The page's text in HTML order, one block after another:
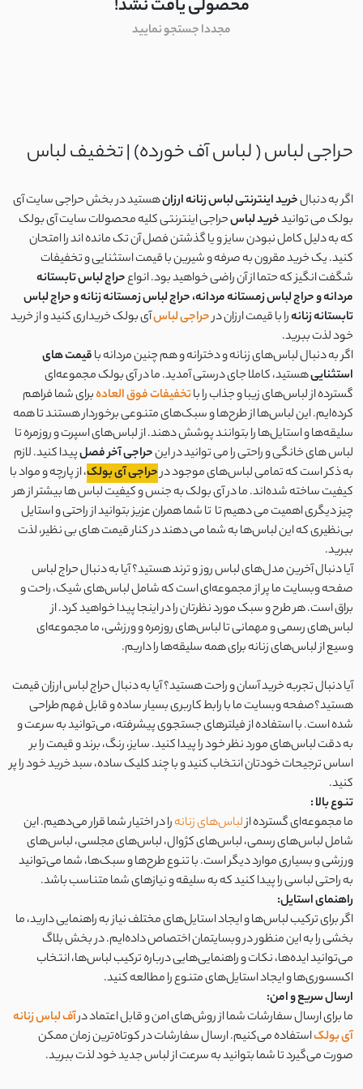
محصولی یافت نشد!
مجددا جستجو نمایید
حراجی لباس ( لباس آف خورده) | تخفیف لباس
اگر به دنبالخرید اینترنتی لباس زنانه ارزانهستید در بخش حراجی سایت آی
بولک می توانیدخرید لباسحراجی اینترنتی کلیه محصولات سایت آی بولک
که به دلیل کامل نبودن سایز و یا گذشتن فصل آن تک مانده اند را امتحان
کنید. یک خرید مقرون به صرفه و شیرین با قیمت استثنایی و تخفیفات
شگفت انگیز که حتما از آن راضی خواهید بود. انواعحراج لباس تابستانه
مردانه و حراج لباس زمستانه مردانه، حراج لباس زمستانه زنانه و حراج لباس
تابستانه زنانهرا با قیمت ارزان درحراجی لباسآی بولک خریداری کنید و از خرید
خود لذت ببرید.
اگر به دنبال لباس‌های زنانه و دخترانه و هم چنین مردانه باقیمت های
استثناییهستید، کاملا جای درستی آمدید. ما در آی بولک مجموعه‌ای
گسترده از لباس‌های زیبا و جذاب را باتخفیفات فوق العادهبرای شما فراهم
کرده‌ایم. این لباس‌ها از طرح‌ها و سبک‌های متنوعی برخوردار هستند تا همه
سلیقه‌ها و استایل‌ها را بتوانند پوشش دهند. از لباس‌های اسپرت و روزمره تا
لباس های خانگی و راحتی را می توانید در اینحراجی آخر فصلپیدا کنید. لازم
به ذکر است که تمامی لباس‌های موجود درحراجی آی بولک، از پارچه و مواد با
کیفیت ساخته شده‌اند. ما در آی بولک به جنس و کیفیت لباس ها بیشتر از هر
چیز دیگری اهمیت می دهیم تا تا شما همران عزیز بتوانید از راحتی و استایل
بی‌نظیری که این لباس‌ها به شما می دهند در کنار قیمت های بی نظیر، لذت
ببرید.
آیا دنبال آخرین مدل‌های لباس روز و ترند هستید؟ آیا به دنبال حراج لباس
صفحه وبسایت ما پر از مجموعه‌ای است که شامل لباس‌های شیک، راحت و
براق است. هر طرح و سبک مورد نظرتان را در اینجا پیدا خواهید کرد. از
لباس‌های رسمی و مهمانی تا لباس‌های روزمره و ورزشی، ما مجموعه‌ای
وسیع از لباس‌های زنانه برای همه سلیقه‌ها را داریم.
آیا دنبال تجربه خرید آسان و راحت هستید؟ آیا به دنبال حراج لباس ارزان قیمت
هستید؟صفحه وبسایت ما با رابط کاربری بسیار ساده و قابل فهم طراحی
شده است. با استفاده از فیلترهای جستجوی پیشرفته، می‌توانید به سرعت و
به دقت لباس‌های مورد نظر خود را پیدا کنید. سایز، رنگ، برند و قیمت را بر
اساس ترجیحات خودتان انتخاب کنید و با چند کلیک ساده، سبد خرید خود را پر
کنید.
تنوع بالا :
ما مجموعه‌ای گسترده ازلباس‌های زنانهرا در اختیار شما قرار می‌دهیم. این
شامل لباس‌های رسمی، لباس‌های کژوال، لباس‌های مجلسی، لباس‌های
ورزشی و بسیاری موارد دیگر است. با تنوع طرح‌ها و سبک‌ها، شما می‌توانید
به راحتی لباسی را پیدا کنید که به سلیقه و نیازهای شما متناسب باشد.
راهنمای استایل:
اگر برای ترکیب لباس‌ها و ایجاد استایل‌های مختلف نیاز به راهنمایی دارید، ما
بخشی را به این منظور در وبسایتمان اختصاص داده‌ایم. در بخش بلاگ
می‌توانید ایده‌ها، نکات و راهنمایی‌هایی درباره ترکیب لباس‌ها، انتخاب
اکسسوری‌ها و ایجاد استایل‌های متنوع را مطالعه کنید.
ارسال سریع و امن:
ما برای ارسال سفارشات شما از روش‌های امن و قابل اعتماد درآف لباس زنانه
آی بولکاستفاده می‌کنیم. ارسال سفارشات در کوتاه‌ترین زمان ممکن
صورت می‌گیرد تا شما بتوانید به سرعت از لباس جدید خود لذت ببرید.